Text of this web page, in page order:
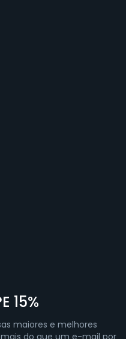
15%
maiores e melhores
do que um e-mail por